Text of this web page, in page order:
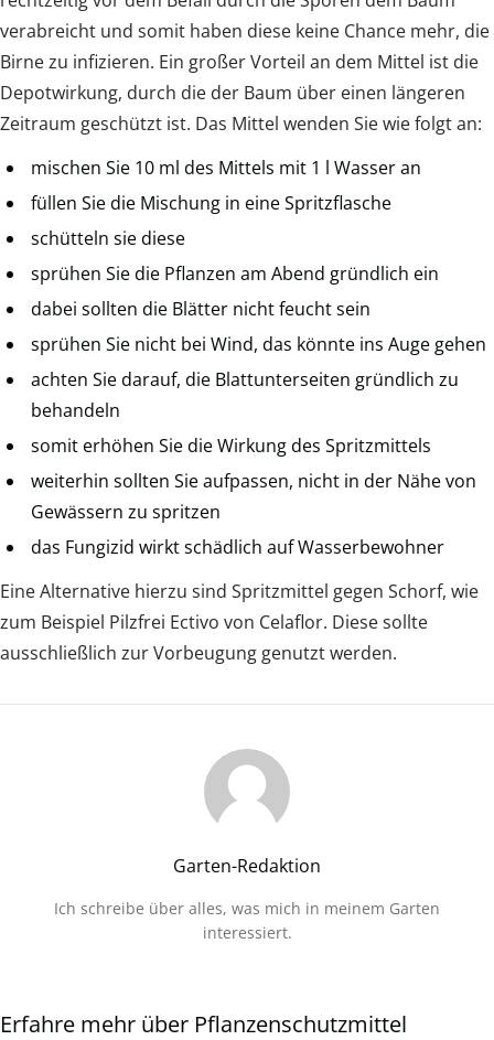
verabreicht und somit haben diese keine Chance mehr, die
Birne zu infizieren. Ein großer Vorteil an dem Mittel ist die
Depotwirkung, durch die der Baum über einen längeren
Zeitraum geschützt ist. Das Mittel wenden Sie wie folgt an:
mischen Sie 10 ml des Mittels mit 1 l Wasser an
füllen Sie die Mischung in eine Spritzflasche
schütteln sie diese
sprühen Sie die Pflanzen am Abend gründlich ein
dabei sollten die Blätter nicht feucht sein
sprühen Sie nicht bei Wind, das könnte ins Auge gehen
achten Sie darauf, die Blattunterseiten gründlich zu
behandeln
somit erhöhen Sie die Wirkung des Spritzmittels
weiterhin sollten Sie aufpassen, nicht in der Nähe von
Gewässern zu spritzen
das Fungizid wirkt schädlich auf Wasserbewohner
Eine Alternative hierzu sind Spritzmittel gegen Schorf, wie
zum Beispiel Pilzfrei Ectivo von Celaflor. Diese sollte
ausschließlich zur Vorbeugung genutzt werden.
Garten-Redaktion
Ich schreibe über alles, was mich in meinem Garten
interessiert.
Erfahre mehr über Pflanzenschutzmittel